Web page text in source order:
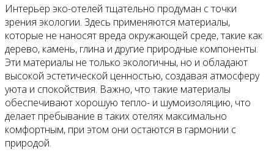
Интерьер эко-отелей тщательно продуман с точки
зрения экологии. Здесь применяются материалы,
которые не наносят вреда окружающей среде, такие как
дерево, камень, глина и другие природные компоненты.
Эти материалы не только экологичны, но и обладают
высокой эстетической ценностью, создавая атмосферу
уюта и спокойствия. Важно, что такие материалы
обеспечивают хорошую тепло- и шумоизоляцию, что
делает пребывание в таких отелях максимально
комфортным, при этом они остаются в гармонии с
природой.